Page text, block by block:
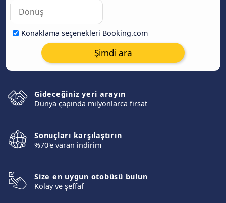
Konaklama seçenekleri Booking.com
Şimdi ara
Gideceğiniz yeri arayın
Dünya çapında milyonlarca fırsat
Sonuçları karşılaştırın
%70'e varan indirim
Size en uygun otobüsü bulun
Kolay ve şeffaf